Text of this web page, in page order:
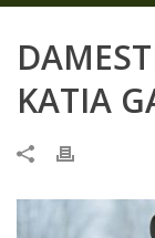
KATIA